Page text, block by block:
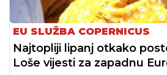
EU SLUŽBA COPERNICUS
Najtopliji lipanj otkako
Loše vijesti za zapadnu